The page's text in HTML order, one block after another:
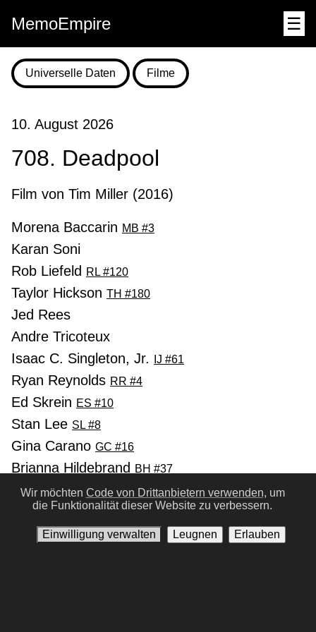
MemoEmpire ☰
Universelle Daten Filme
10. August 2026
708. Deadpool
Film von Tim Miller (2016)
Morena Baccarin MB #3
Karan Soni
Rob Liefeld
RL #120
Taylor Hickson TH #180
Jed Rees
Andre Tricoteux
Isaac C. Singleton, Jr.
IJ #61
Ryan Reynolds RR #4
Ed Skrein ES #10
Stan Lee SL #8
Gina Carano GC #16
Brianna Hildebrand BH #37
T. J. MillerTM #88
Leslie UggamsLU #12
Stefan Kapičić SK #190
Wir möchten Code von Drittanbietern verwenden, um
die Funktionalität dieser Website zu verbessern.
Einwilligung verwalten Leugnen Erlauben